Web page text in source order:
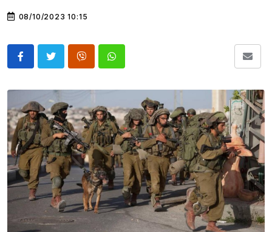
08/10/2023 10:15